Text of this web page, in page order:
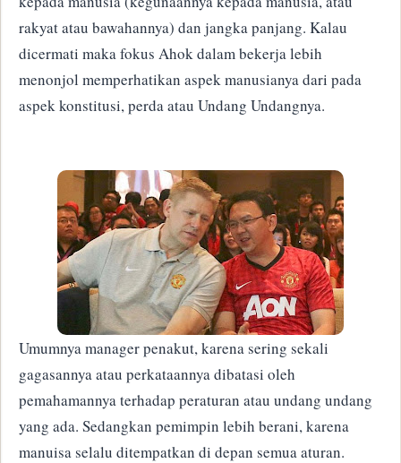
rakyat atau bawahannya) dan jangka panjang. Kalau
dicermati maka fokus Ahok dalam bekerja lebih
menonjol memperhatikan aspek manusianya dari pada
aspek konstitusi, perda atau Undang Undangnya.
Umumnya manager penakut, karena sering sekali
gagasannya atau perkataannya dibatasi oleh
pemahamannya terhadap peraturan atau undang undang
yang ada. Sedangkan pemimpin lebih berani, karena
manuisa selalu ditempatkan di depan semua aturan.